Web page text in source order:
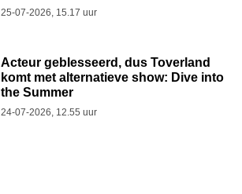
25-07-2026, 15.17 uur
Acteur geblesseerd, dus Toverland
komt met alternatieve show: Dive into
the Summer
24-07-2026, 12.55 uur